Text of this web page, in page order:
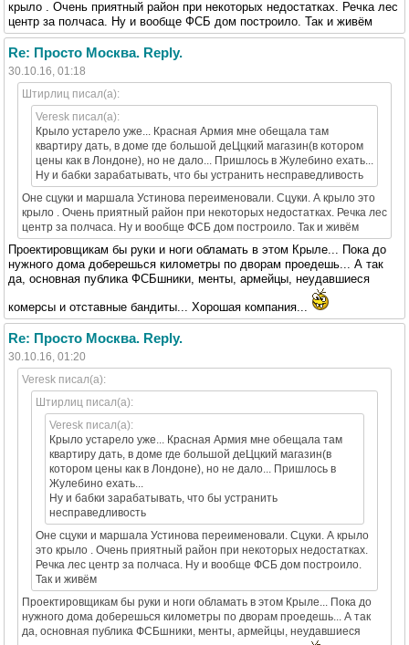
крыло . Очень приятный район при некоторых недостатках. Речка лес
центр за полчаса. Ну и вообще ФСБ дом построило. Так и живём
Re: Просто Москва. Reply.
30.10.16, 01:18
Штирлиц писал(а):
Veresk писал(а):
Крыло устарело уже... Красная Армия мне обещала там
квартиру дать, в доме где большой деЦцкий магазин(в котором
цены как в Лондоне), но не дало... Пришлось в Жулебино ехать...
Ну и бабки зарабатывать, что бы устранить несправедливость
Оне сцуки и маршала Устинова переименовали. Сцуки. А крыло это
крыло . Очень приятный район при некоторых недостатках. Речка лес
центр за полчаса. Ну и вообще ФСБ дом построило. Так и живём
Проектировщикам бы руки и ноги обламать в этом Крыле... Пока до
нужного дома доберешься километры по дворам проедешь... А так
да, основная публика ФСБшники, менты, армейцы, неудавшиеся
комерсы и отставные бандиты... Хорошая компания...
Re: Просто Москва. Reply.
30.10.16, 01:20
Veresk писал(а):
Штирлиц писал(а):
Veresk писал(а):
Крыло устарело уже... Красная Армия мне обещала там
квартиру дать, в доме где большой деЦцкий магазин(в
котором цены как в Лондоне), но не дало... Пришлось в
Жулебино ехать...
Ну и бабки зарабатывать, что бы устранить
несправедливость
Оне сцуки и маршала Устинова переименовали. Сцуки. А крыло
это крыло . Очень приятный район при некоторых недостатках.
Речка лес центр за полчаса. Ну и вообще ФСБ дом построило.
Так и живём
Проектировщикам бы руки и ноги обламать в этом Крыле... Пока до
нужного дома доберешься километры по дворам проедешь... А так
да, основная публика ФСБшники, менты, армейцы, неудавшиеся